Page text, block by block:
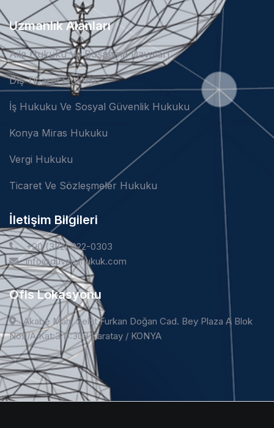
Uzmanlık Alanları
Aile Hukuku Ve Boşanma Davaları
Dış Ticaret Hukuku
İş Hukuku Ve Sosyal Güvenlik Hukuku
Konya Miras Hukuku
Vergi Hukuku
Ticaret Ve Sözleşmeler Hukuku
İletişim Bilgileri
+90 (332) 322-0303
info@duvarcihukuk.com
Ofis Lokasyonu
Akabe Mah. Şehit Furkan Doğan Cad. Bey Plaza A Blok
No:1/A Kat:3 D:308 Karatay / KONYA